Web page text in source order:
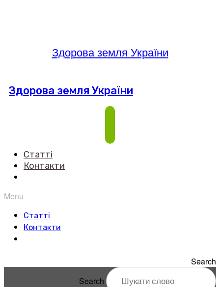
Здорова земля України
Здорова земля України
Статті
Контакти
Menu
Статті
Контакти
Search
Search